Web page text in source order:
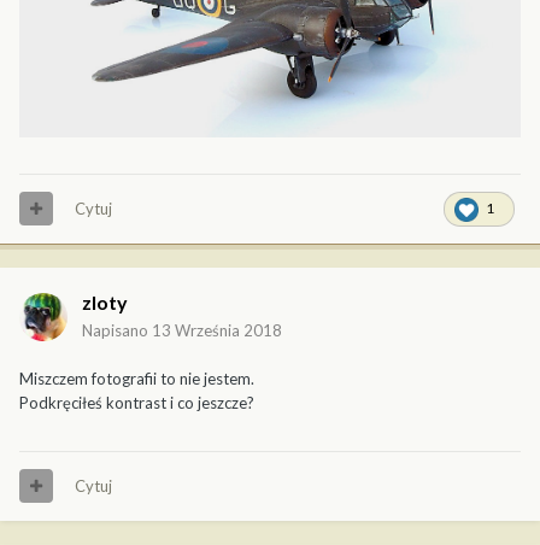
1
Cytuj
zloty
Napisano 13 Września 2018
Miszczem fotografii to nie jestem.
Podkręciłeś kontrast i co jeszcze?
Cytuj